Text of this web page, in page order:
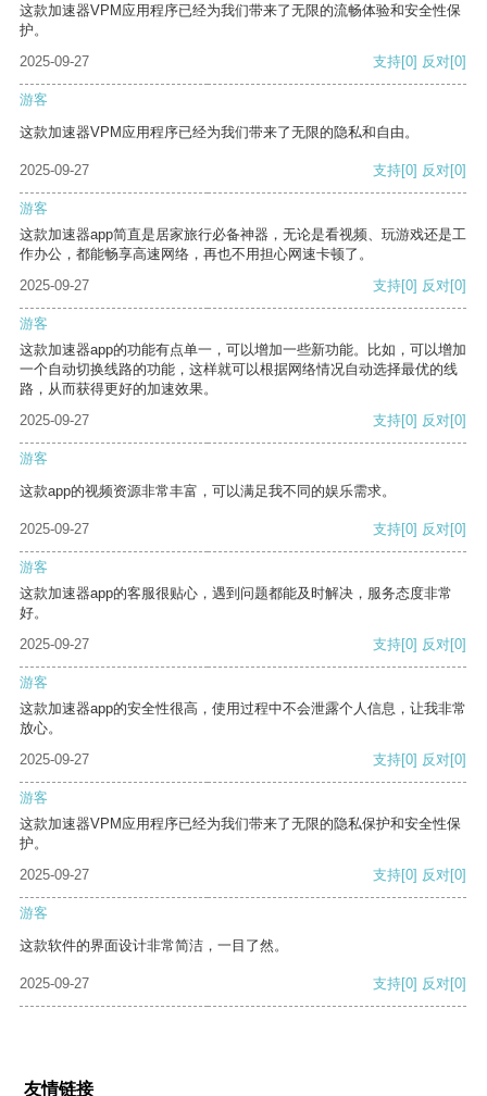
这款加速器VPM应用程序已经为我们带来了无限的流畅体验和安全性保
护。
2025-09-27
支持[0] 反对[0]
游客
这款加速器VPM应用程序已经为我们带来了无限的隐私和自由。
2025-09-27 支持[0] 反对[0]
游客
这款加速器app简直是居家旅行必备神器，无论是看视频、玩游戏还是工
作办公，都能畅享高速网络，再也不用担心网速卡顿了。
2025-09-27
支持[0] 反对[0]
游客
这款加速器app的功能有点单一，可以增加一些新功能。比如，可以增加
一个自动切换线路的功能，这样就可以根据网络情况自动选择最优的线
路，从而获得更好的加速效果。
2025-09-27
支持[0] 反对[0]
游客
这款app的视频资源非常丰富，可以满足我不同的娱乐需求。
2025-09-27 支持[0] 反对[0]
游客
这款加速器app的客服很贴心，遇到问题都能及时解决，服务态度非常
好。
2025-09-27
支持[0] 反对[0]
游客
这款加速器app的安全性很高，使用过程中不会泄露个人信息，让我非常
放心。
2025-09-27
支持[0] 反对[0]
游客
这款加速器VPM应用程序已经为我们带来了无限的隐私保护和安全性保
护。
2025-09-27
支持[0] 反对[0]
游客
这款软件的界面设计非常简洁，一目了然。
2025-09-27 支持[0] 反对[0]
友情链接